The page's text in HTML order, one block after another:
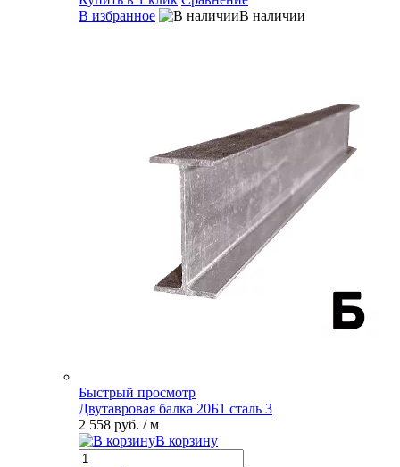
В избранное
В наличии
Быстрый просмотр
Двутавровая балка 20Б1 сталь 3
2 558 руб. / м
В корзину